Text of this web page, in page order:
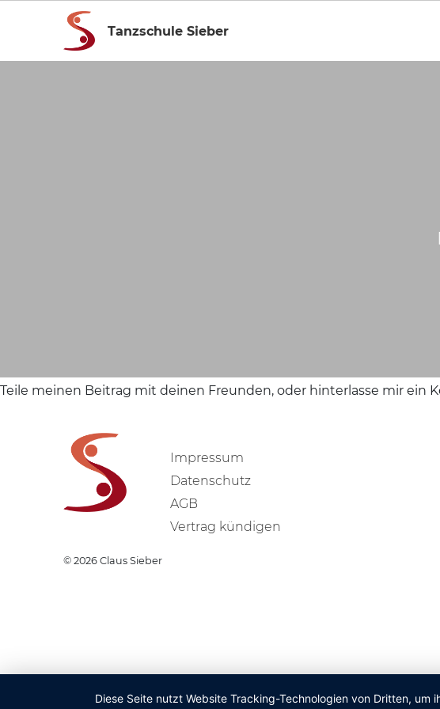
Tanzschule Sieber
Teile meinen Beitrag mit deinen Freunden, oder hinterlasse mir ein
Diese Seite nutzt Website Tracking-Technologien von Dritten,
Impressum
Datenschutz
AGB
Vertrag kündigen
© 2026 Claus Sieber